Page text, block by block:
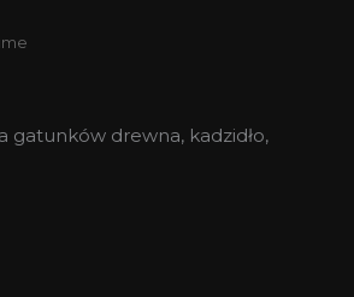
gatunków drewna, kadzidło,